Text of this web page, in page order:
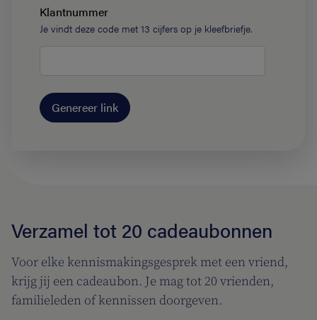
Klantnummer
Je vindt deze code met 13 cijfers op je kleefbriefje.
Genereer link
Verzamel tot 20 cadeaubonnen
Voor elke kennismakingsgesprek met een vriend,
krijg jij een cadeaubon. Je mag tot 20 vrienden,
familieleden of kennissen doorgeven.